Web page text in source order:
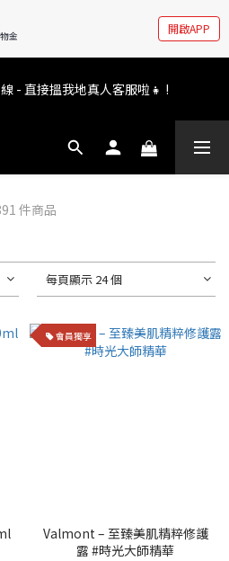
金 開啟APP
了解更多!
- 直接搵我地真人客服啦👧 !
利即將公布💝敬請期待2026!
件商品
每頁顯示 24 個
會員獨享
Valmont – 至臻美肌精粹修護
露 #時光大師精華